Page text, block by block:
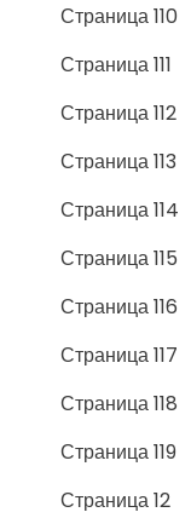
Страница 110
Страница 111
Страница 112
Страница 113
Страница 114
Страница 115
Страница 116
Страница 117
Страница 118
Страница 119
Страница 12